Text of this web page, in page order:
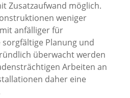
Zusatzaufwand möglich.
weniger
anfälliger für
sorgfältige Planung und
überwacht werden
Arbeiten an
daher eine